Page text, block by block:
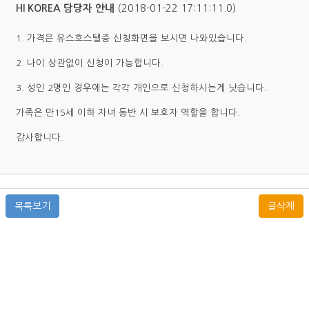
HI KOREA 담당자 안내 (2018-01-22 17:11:11.0)
1. 가격은 유스호스텔증 신청화면을 보시면 나와있습니다.
2. 나이 상관없이 신청이 가능합니다.
3. 성인 2명인 경우에는 각각 개인으로 신청하시는게 낫습니다.
가족은 만15세 이하 자녀 동반 시 보호자 역할을 합니다.
감사합니다.
목록보기 글삭제